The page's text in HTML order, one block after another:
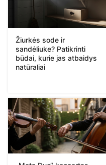
Žiurkės sode ir
sandėliuke? Patikrinti
būdai, kurie jas atbaidys
natūraliai